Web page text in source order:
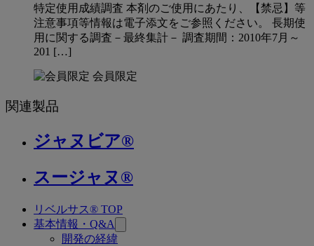
特定使用成績調査 本剤のご使用にあたり、【禁忌】等
注意事項等情報は電子添文をご参照ください。 長期使
用に関する調査－最終集計－ 調査期間：2010年7月～
201 […]
会員限定
関連製品
ジャヌビア®
スージャヌ®
リベルサス® TOP
基本情報・Q&A
開発の経緯